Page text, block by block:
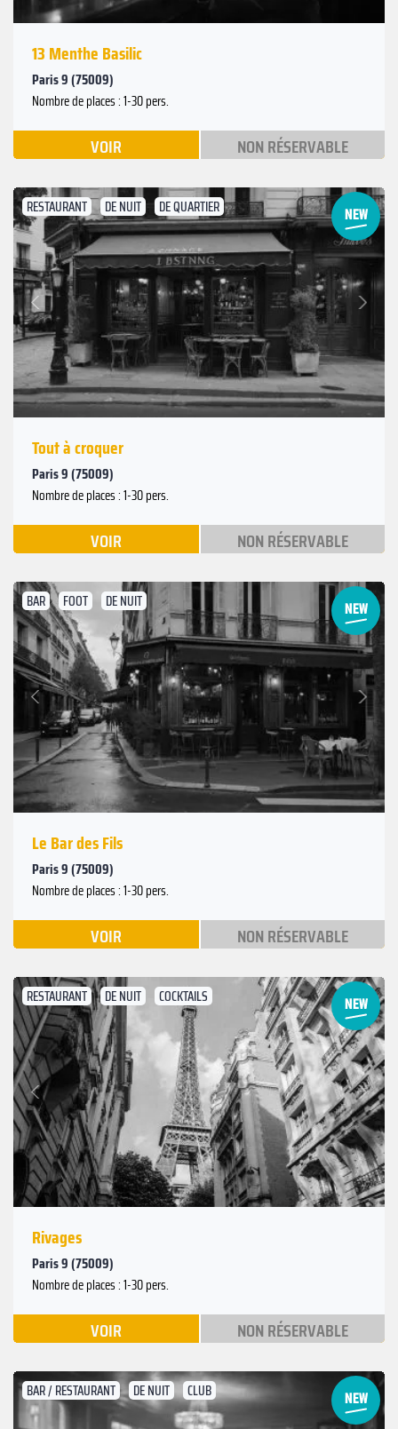
13 Menthe Basilic
Paris 9 (75009)
Nombre de places : 1-30 pers.
VOIR NON RÉSERVABLE
RESTAURANT DE NUIT DE QUARTIER
Précédent
Suivant
Tout à croquer
Paris 9 (75009)
Nombre de places : 1-30 pers.
VOIR NON RÉSERVABLE
BAR FOOT DE NUIT
Précédent
Suivant
Le Bar des Fils
Paris 9 (75009)
Nombre de places : 1-30 pers.
VOIR NON RÉSERVABLE
RESTAURANT DE NUIT COCKTAILS
Précédent
Suivant
Rivages
Paris 9 (75009)
Nombre de places : 1-30 pers.
VOIR NON RÉSERVABLE
BAR / RESTAURANT DE NUIT CLUB